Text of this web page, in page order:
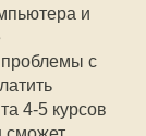
и
с
4-5 курсов